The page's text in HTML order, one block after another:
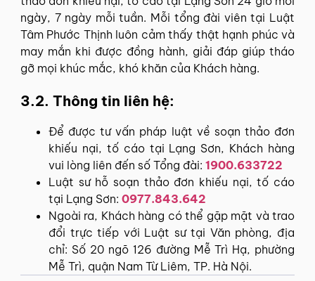
ngày, 7 ngày mỗi tuần. Mỗi tổng đài viên tại Luật
Tâm Phước Thịnh luôn cảm thấy thật hạnh phúc và
may mắn khi được đồng hành, giải đáp giúp tháo
gỡ mọi khúc mắc, khó khăn của Khách hàng.
3.2. Thông tin liên hệ:
Để được tư vấn pháp luật về soạn thảo đơn
khiếu nại, tố cáo tại Lạng Sơn, Khách hàng
vui lòng liên đến số Tổng đài: 1900.633722
Luật sư hỗ soạn thảo đơn khiếu nại, tố cáo
tại Lạng Sơn: 0977.843.642
Ngoài ra, Khách hàng có thể gặp mặt và trao
đổi trực tiếp với Luật sư tại Văn phòng, địa
chỉ: Số 20 ngõ 126 đường Mễ Trì Hạ, phường
Mễ Trì, quận Nam Từ Liêm, TP. Hà Nội.